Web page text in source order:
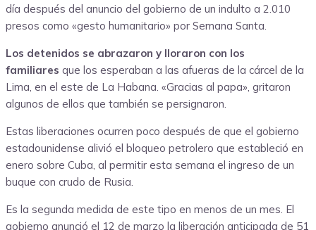
día después del anuncio del gobierno de un indulto a 2.010
presos como «gesto humanitario» por Semana Santa.
Los detenidos se abrazaron y lloraron con los
familiares que los esperaban a las afueras de la cárcel de la
Lima, en el este de La Habana. «Gracias al papa», gritaron
algunos de ellos que también se persignaron.
Estas liberaciones ocurren poco después de que el gobierno
estadounidense alivió el bloqueo petrolero que estableció en
enero sobre Cuba, al permitir esta semana el ingreso de un
buque con crudo de Rusia.
Es la segunda medida de este tipo en menos de un mes. El
gobierno anunció el 12 de marzo la liberación anticipada de 51